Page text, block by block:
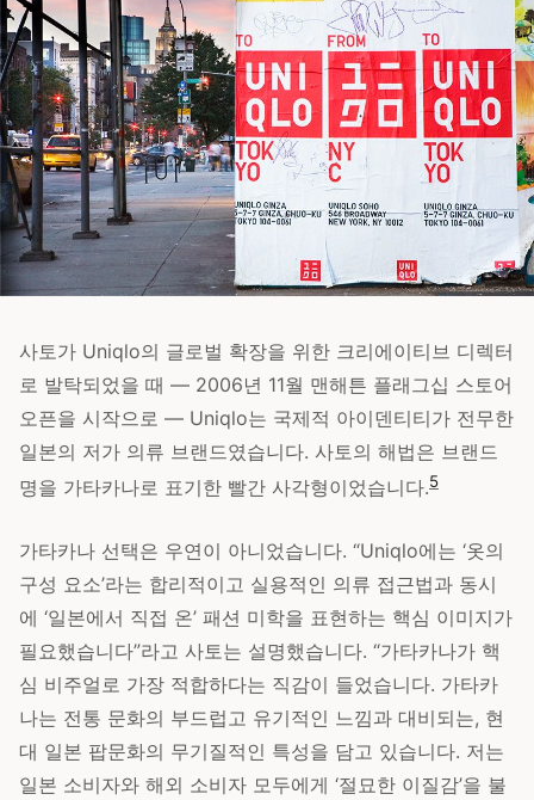
사토가 Uniqlo의 글로벌 확장을 위한 크리에이티브 디렉터
로 발탁되었을 때 — 2006년 11월 맨해튼 플래그십 스토어
오픈을 시작으로 — Uniqlo는 국제적 아이덴티티가 전무한
일본의 저가 의류 브랜드였습니다. 사토의 해법은 브랜드
명을 가타카나로 표기한 빨간 사각형이었습니다.5
가타카나 선택은 우연이 아니었습니다. “Uniqlo에는 ‘옷의
구성 요소’라는 합리적이고 실용적인 의류 접근법과 동시
에 ‘일본에서 직접 온’ 패션 미학을 표현하는 핵심 이미지가
필요했습니다”라고 사토는 설명했습니다. “가타카나가 핵
심 비주얼로 가장 적합하다는 직감이 들었습니다. 가타카
나는 전통 문화의 부드럽고 유기적인 느낌과 대비되는, 현
대 일본 팝문화의 무기질적인 특성을 담고 있습니다. 저는
일본 소비자와 해외 소비자 모두에게 ‘절묘한 이질감’을 불